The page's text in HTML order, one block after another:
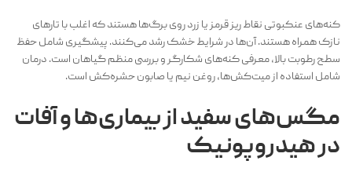
کنه‌های عنکبوتی نقاط ریز قرمز یا زرد روی برگ‌ها هستند که اغلب با تارهای
نازک همراه هستند. آن‌ها در شرایط خشک رشد می‌کنند. پیشگیری شامل حفظ
سطح رطوبت بالا، معرفی کنه‌های شکارگر و بررسی منظم گیاهان است. درمان
شامل استفاده از میت‌کش‌ها، روغن نیم یا صابون حشره‌کش است.
مگس‌های سفید از بیماری‌ها و آفات
در هیدروپونیک